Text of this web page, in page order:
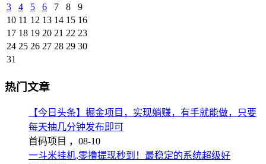
3
4 5 6 7 8
9
10 11 12 13 14 15 16
17 18 19 20 21 22 23
24 25 26 27 28 29 30
31
热门文章
【今日头条】掘金项目，实现躺赚，有手就能做，只要
每天抽几分钟发布即可
首码项目 ， 08-10
一斗米挂机,零撸提现秒到！最稳定的系统超级好